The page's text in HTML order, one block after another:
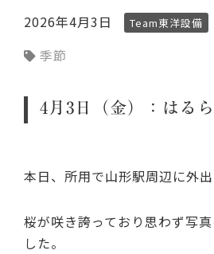
2026年4月3日 Team東洋設備
季節
4月3日（金）：はる
本日、所用で山形駅周辺に外
桜が咲き誇っており思わず写
した。